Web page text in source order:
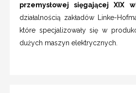
przemysłowej sięgającej XIX
działalnością zakładów Linke-
które specjalizowały się w
dużych maszyn elektrycznych.